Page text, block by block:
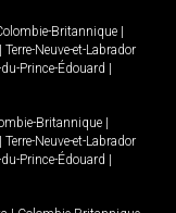
Britannique |
| Terre-Neuve-et-Labrador
du-Prince-Édouard |
Britannique |
| Terre-Neuve-et-Labrador
du-Prince-Édouard |